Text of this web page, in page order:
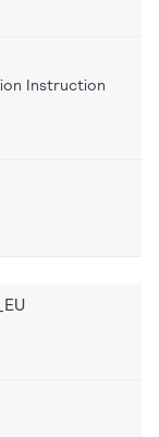
Instruction